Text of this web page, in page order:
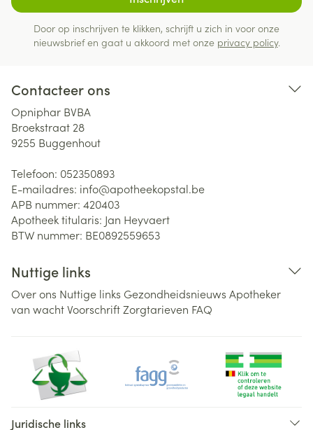
Door op inschrijven te klikken, schrijft u zich in voor onze
nieuwsbrief en gaat u akkoord met onze privacy policy.
Contacteer ons
Opniphar BVBA
Broekstraat 28
9255 Buggenhout
Telefoon: 052350893
E-mailadres: info@apotheekopstal.be
APB nummer: 420403
Apotheek titularis: Jan Heyvaert
BTW nummer: BE0892559653
Nuttige links
Over ons Nuttige links Gezondheidsnieuws Apotheker
van wachtVoorschriftZorgtarieven FAQ
Juridische links